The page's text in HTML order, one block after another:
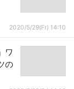
2020/5/29(Fr) 14:10
ワ
の